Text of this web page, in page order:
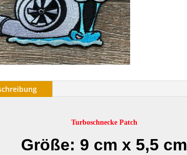
Turboschnecke Patch
Größe: 9 cm x 5,5 cm